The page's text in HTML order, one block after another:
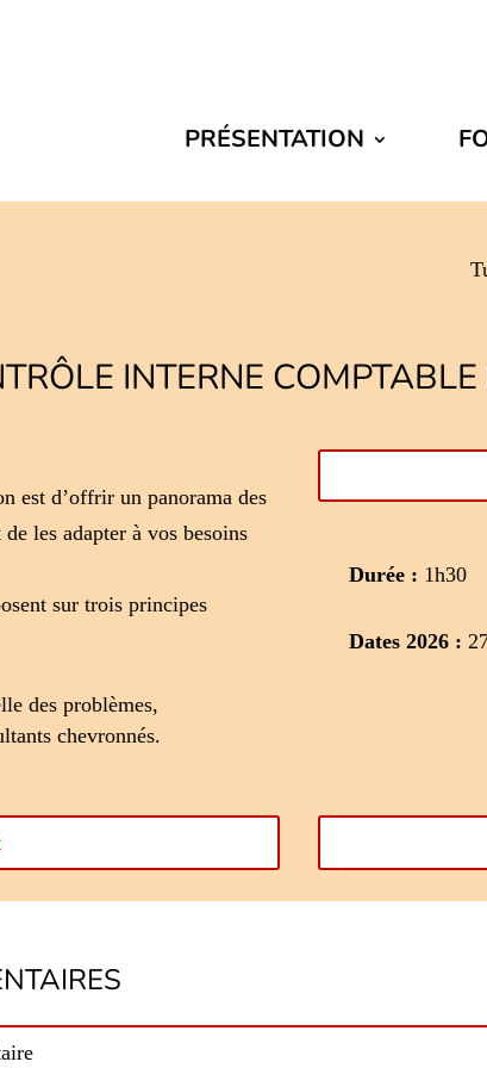
PRÉSENTATION
INTERNE
est d’offrir un panorama des
les adapter à vos besoins
sur trois principes
des problèmes,
chevronnés.
Durée : 1h30
Dates 2026 :